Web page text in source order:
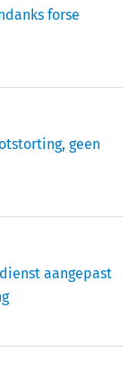
forse
geen
aangepast